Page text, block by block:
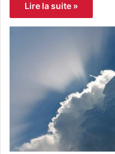
Lire la suite »